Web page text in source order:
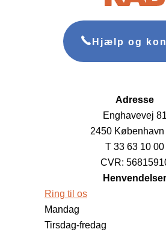
Hjælp og
Adresse
Enghavevej 81
2450 København
T 33 63 10 00
CVR:
Henvendelser
Ring til os
Mandag
Tirsdag-fredag